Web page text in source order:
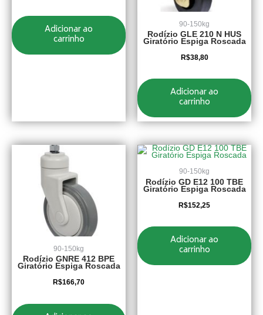
Adicionar ao
carrinho
90-150kg
Rodízio GLE 210 N HUS
Giratório Espiga Roscada
R$38,80
Adicionar ao
carrinho
90-150kg
Rodízio GNRE 412 BPE
Giratório Espiga Roscada
R$166,70
90-150kg
Rodízio GD E12 100 TBE
Giratório Espiga Roscada
R$152,25
Adicionar ao
carrinho